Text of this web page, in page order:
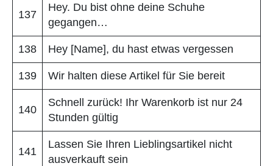
137
Hey. Du bist ohne deine Schuhe
gegangen…
138 Hey [Name], du hast etwas vergessen
139 Wir halten diese Artikel für Sie bereit
140
Schnell zurück! Ihr Warenkorb ist nur 24
Stunden gültig
141
Lassen Sie Ihren Lieblingsartikel nicht
ausverkauft sein